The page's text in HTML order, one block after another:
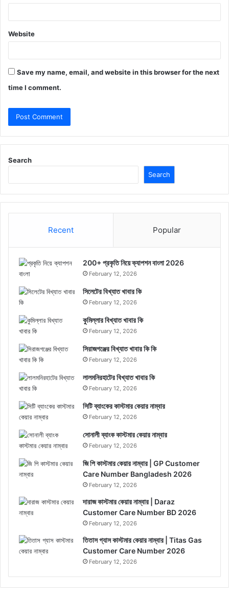
Website
Save my name, email, and website in this browser for the next
time I comment.
Search
Search
Recent Popular
200+ প্রকৃতি নিয়ে ক্যাপশন বাংলা 2026
February 12, 2026
সিলেটের বিখ্যাত খাবার কি
February 12, 2026
কুমিল্লার বিখ্যাত খাবার কি
February 12, 2026
সিরাজগঞ্জের বিখ্যাত খাবার কি কি
February 12, 2026
লালমনিরহাটের বিখ্যাত খাবার কি
February 12, 2026
সিটি ব্যাংকের কাস্টমার কেয়ার নাম্বার
February 12, 2026
সোনালী ব্যাংক কাস্টমার কেয়ার নাম্বার
February 12, 2026
জি পি কাস্টমার কেয়ার নাম্বার | GP Customer
Care Number Bangladesh 2026
February 12, 2026
দারাজ কাস্টমার কেয়ার নাম্বার | Daraz
Customer Care Number BD 2026
February 12, 2026
তিতাস গ্যাস কাস্টমার কেয়ার নাম্বার | Titas Gas
Customer Care Number 2026
February 12, 2026